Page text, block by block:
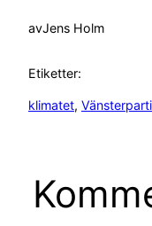
avJens Holm
Etiketter:
klimatet,